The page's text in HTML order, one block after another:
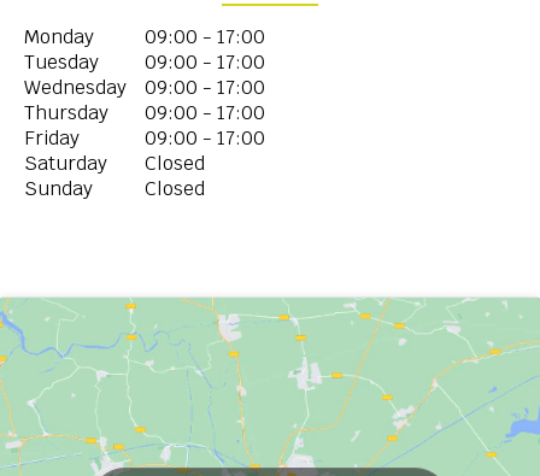
Monday
09:00 - 17:00
Tuesday
09:00 - 17:00
Wednesday
09:00 - 17:00
Thursday
09:00 - 17:00
Friday
09:00 - 17:00
Saturday
Closed
Sunday
Closed